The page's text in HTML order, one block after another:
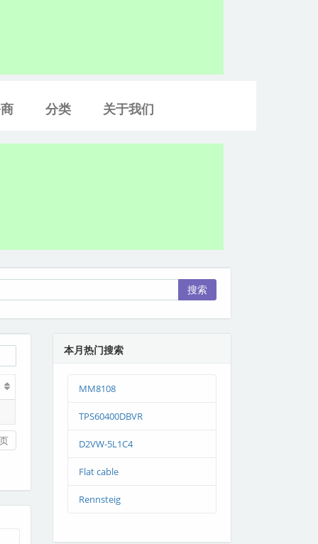
分类 关于我们
搜索
本月热门搜索
MM8108
TPS60400DBVR
D2VW-5L1C4
Flat cable
Rennsteig